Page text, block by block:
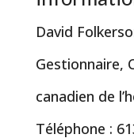
David
Gestionnaire,
canadien de
Téléphone :